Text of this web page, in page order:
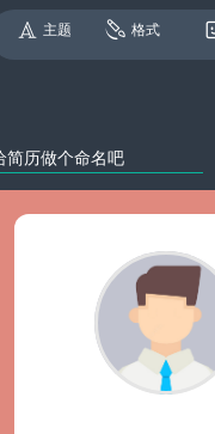
主题 格式